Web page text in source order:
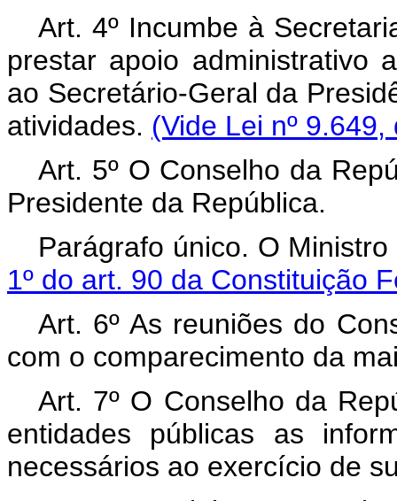
Art. 4º Incumbe à
prestar apoio administrativo
ao Secretário-Geral da
atividades. (Vide Lei nº
Art. 5º O Conselho da
Presidente da República.
Parágrafo único. O
1º do art. 90 da Constituição
Art. 6º As reuniões do
com o comparecimento da
Art. 7º O Conselho da
entidades públicas as
necessários ao exercício de